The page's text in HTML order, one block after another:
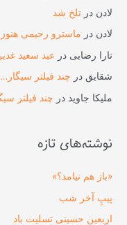
لادن درتلخ شد
لادن در ماسترو رحیمی
تارا رضایی در عید سعید
شقایق در چند فیلتر
ملیکا جاوید در چند فیلتر
نوشته‌های تازه
«باز هم نیامد؟»
پیپِ آخر شب
اربعین حسینی تسلیت باد